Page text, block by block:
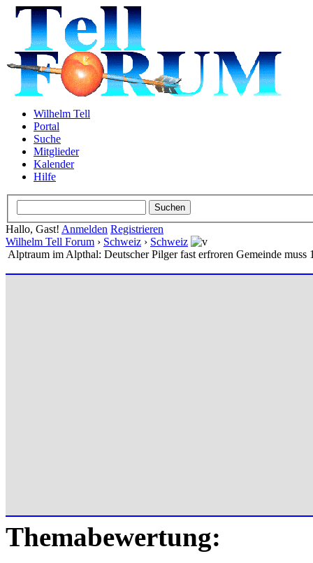
Wilhelm Tell
Portal
Suche
Mitglieder
Kalender
Hilfe
Hallo, Gast! Anmelden Registrieren
Wilhelm Tell Forum › Schweiz › Schweiz
Alptraum im Alpthal: Deutscher Pilger fast erfroren Gemeinde muss
Themabewertung: